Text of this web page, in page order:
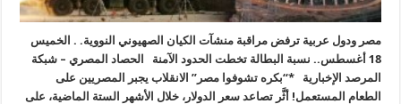
مصر ودول عربية ترفض مراقبة منشآت الكيان الصهيوني النووية. . الخميس
18 أغسطس.. نسبة البطالة تخطت الحدود الآمنة الحصاد المصري – شبكة
المرصد الإخبارية *“بكره تشوفوا مصر” الانقلاب يجبر المصريين على
الطعام المستعمل! أثَّر تصاعد سعر الدولار، خلال الأشهر الستة الماضية، على